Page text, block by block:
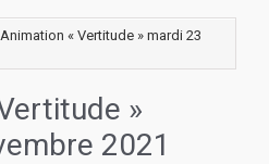
Animation « Vertitude » mardi 23
»
2021